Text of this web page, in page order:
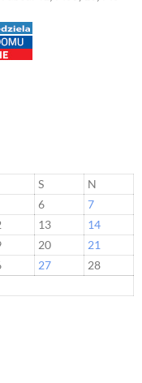
S
N
6
7
13
14
20
21
27
28